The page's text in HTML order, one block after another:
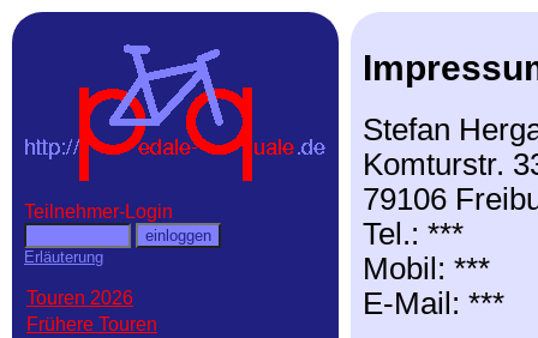
Stefan
Komturstr.
79106
Tel.: ***
Mobil: ***
E-Mail: ***
Teilnehmer-Login
Erläuterung
Touren 2026
Frühere Touren